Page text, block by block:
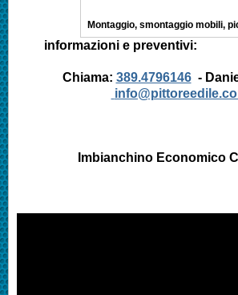
Montaggio, smontaggio mobili,
informazioni e
Chiama: 389.4796146-
Imbianchino Economico